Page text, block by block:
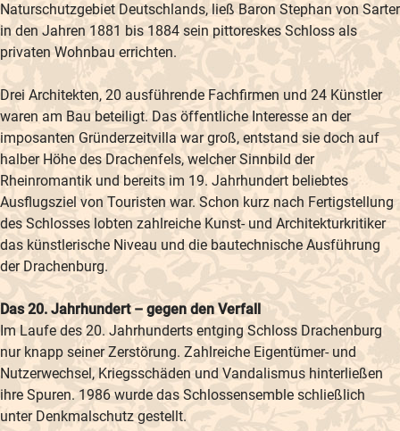
Naturschutzgebiet Deutschlands, ließ Baron Stephan von Sarter
in den Jahren 1881 bis 1884 sein pittoreskes Schloss als
privaten Wohnbau errichten.
Drei Architekten, 20 ausführende Fachfirmen und 24 Künstler
waren am Bau beteiligt. Das öffentliche Interesse an der
imposanten Gründerzeitvilla war groß, entstand sie doch auf
halber Höhe des Drachenfels, welcher Sinnbild der
Rheinromantik und bereits im 19. Jahrhundert beliebtes
Ausflugsziel von Touristen war. Schon kurz nach Fertigstellung
des Schlosses lobten zahlreiche Kunst- und Architekturkritiker
das künstlerische Niveau und die bautechnische Ausführung
der Drachenburg.
Das 20. Jahrhundert – gegen den Verfall
Im Laufe des 20. Jahrhunderts entging Schloss Drachenburg
nur knapp seiner Zerstörung. Zahlreiche Eigentümer- und
Nutzerwechsel, Kriegsschäden und Vandalismus hinterließen
ihre Spuren. 1986 wurde das Schlossensemble schließlich
unter Denkmalschutz gestellt.